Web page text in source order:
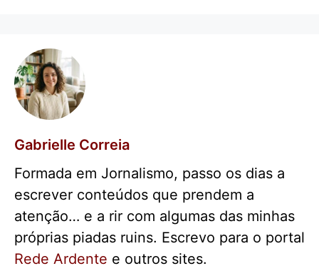
Gabrielle Correia
Formada em Jornalismo, passo os dias a
escrever conteúdos que prendem a
atenção… e a rir com algumas das minhas
próprias piadas ruins. Escrevo para o portal
Rede Ardente e outros sites.